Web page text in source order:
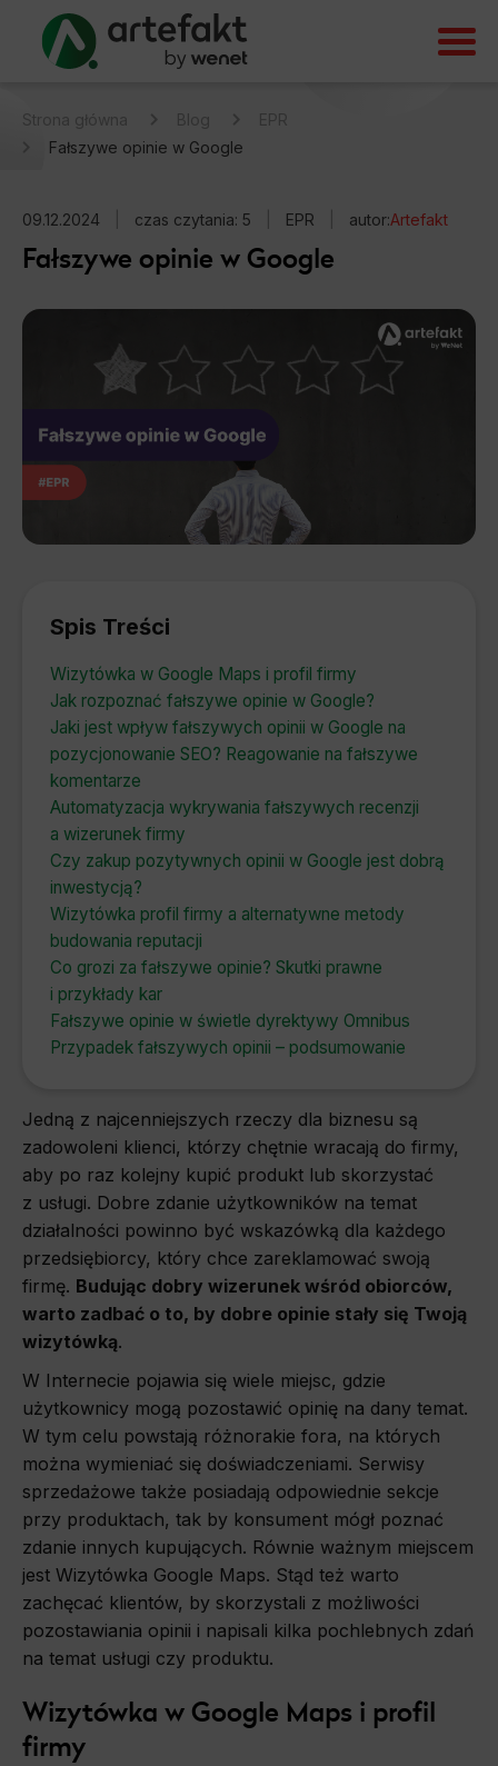
Strona główna Blog
EPR
Fałszywe opinie w Google
09.12.2024 czas czytania: 5 EPR autor:Artefakt
Fałszywe opinie w Google
Spis Treści
Wizytówka w Google Maps i profil firmy
Jak rozpoznać fałszywe opinie w Google?
Jaki jest wpływ fałszywych opinii w Google na
pozycjonowanie SEO? Reagowanie na fałszywe
komentarze
Automatyzacja wykrywania fałszywych recenzji
a wizerunek firmy
Czy zakup pozytywnych opinii w Google jest dobrą
inwestycją?
Wizytówka profil firmy a alternatywne metody
budowania reputacji
Co grozi za fałszywe opinie? Skutki prawne
i przykłady kar
Fałszywe opinie w świetle dyrektywy Omnibus
Przypadek fałszywych opinii – podsumowanie
Jedną z najcenniejszych rzeczy dla biznesu są
zadowoleni klienci, którzy chętnie wracają do firmy,
aby po raz kolejny kupić produkt lub skorzystać
z usługi. Dobre zdanie użytkowników na temat
działalności powinno być wskazówką dla każdego
przedsiębiorcy, który chce zareklamować swoją
firmę. Budując dobry wizerunek wśród obiorców,
warto zadbać o to, by dobre opinie stały się Twoją
wizytówką.
W Internecie pojawia się wiele miejsc, gdzie
użytkownicy mogą pozostawić opinię na dany temat.
W tym celu powstają różnorakie fora, na których
można wymieniać się doświadczeniami. Serwisy
sprzedażowe także posiadają odpowiednie sekcje
przy produktach, tak by konsument mógł poznać
zdanie innych kupujących. Równie ważnym miejscem
jest Wizytówka Google Maps. Stąd też warto
zachęcać klientów, by skorzystali z możliwości
pozostawiania opinii i napisali kilka pochlebnych zdań
na temat usługi czy produktu.
Wizytówka w Google Maps i profil
firmy